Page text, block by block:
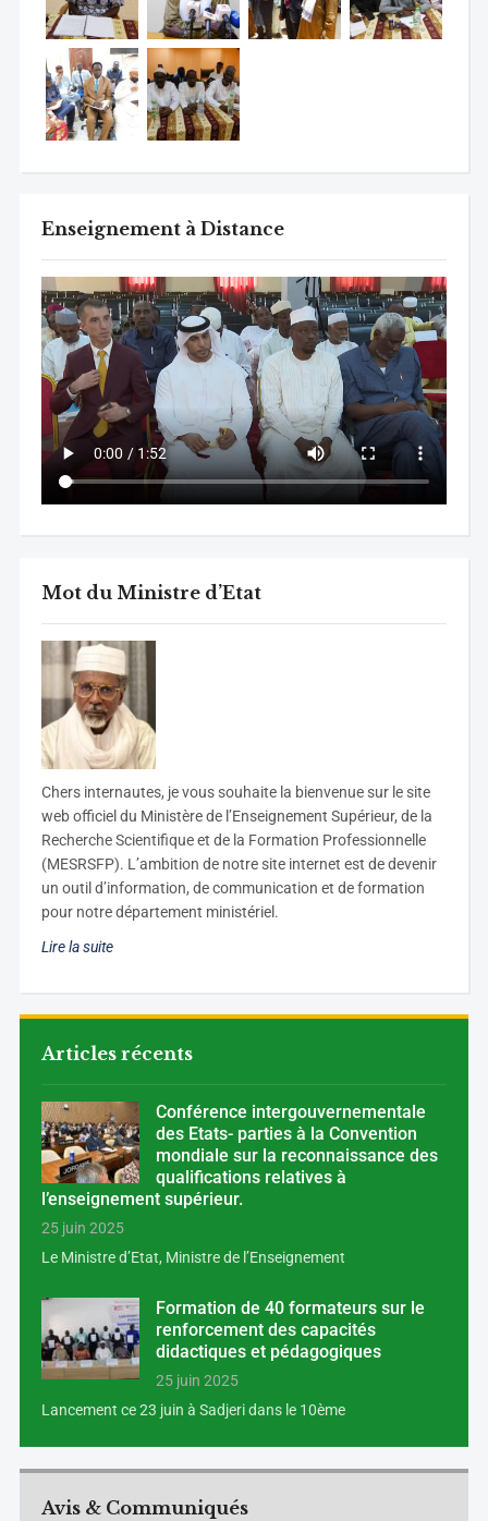
Enseignement à Distance
Mot du Ministre d’Etat
Chers internautes, je vous souhaite la bienvenue sur le site
web officiel du Ministère de l’Enseignement Supérieur, de la
Recherche Scientifique et de la Formation Professionnelle
(MESRSFP). L’ambition de notre site internet est de devenir
un outil d’information, de communication et de formation
pour notre département ministériel.
Lire la suite
Articles récents
Conférence intergouvernementale
des Etats- parties à la Convention
mondiale sur la reconnaissance des
qualifications relatives à
l’enseignement supérieur.
25 juin 2025
Le Ministre d’Etat, Ministre de l’Enseignement
Formation de 40 formateurs sur le
renforcement des capacités
didactiques et pédagogiques
25 juin 2025
Lancement ce 23 juin à Sadjeri dans le 10ème
Avis & Communiqués